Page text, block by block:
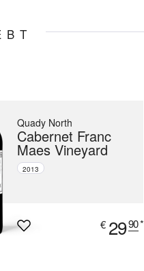
Quady North
Cabernet Franc
Maes Vineyard
2013
€ 2990*